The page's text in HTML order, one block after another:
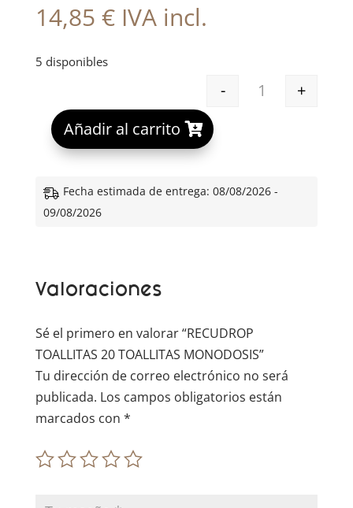
14,85 € IVA incl.
5 disponibles
RECUDROP
-
+
Añadir al carrito
A
e
e
:
Fecha estimada de entrega: 08/08/2026 -
09/08/2026
Valoraciones
Sé el primero en valorar “RECUDROP
TOALLITAS 20 TOALLITAS MONODOSIS”
Tu dirección de correo electrónico no será
publicada. Los campos obligatorios están
marcados con *